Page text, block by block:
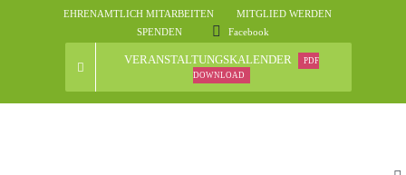
EHRENAMTLICH MITARBEITEN
MITGLIED WERDEN
SPENDEN
Facebook
VERANSTALTUNGSKALENDER
PDF
DOWNLOAD